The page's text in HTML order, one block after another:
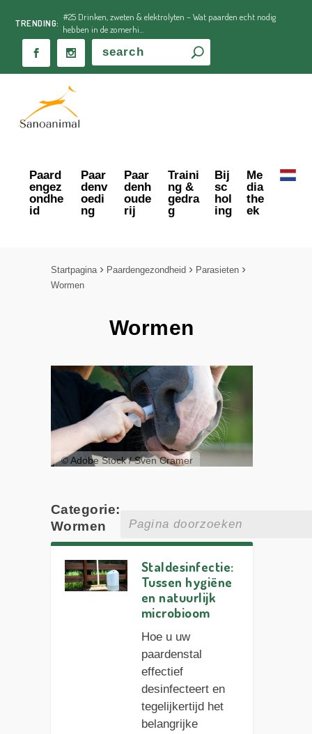
TRENDING:
#25 Drinken, zweten & elektrolyten – Wat paarden echt nodig
hebben in de zomerhi...
Paard
engez
ondhe
id
Paar
denv
oedi
ng
Paar
denh
oude
rij
Traini
ng &
gedra
g
Bij
sc
hol
ing
Me
dia
the
ek
Startpagina Paardengezondheid
Parasieten
Wormen
Wormen
© Adobe Stock / Sven Cramer
Categorie:
Wormen
Staldesinfectie:
Tussen hygiëne
en natuurlijk
microbioom
Hoe u uw
paardenstal
effectief
desinfecteert en
tegelijkertijd het
belangrijke